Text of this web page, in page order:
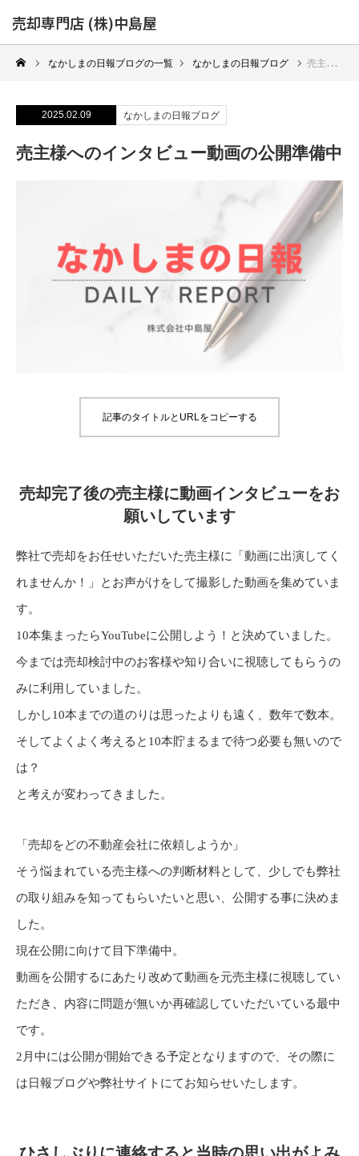
売却専門店 (株)中島屋
なかしまの日報ブログの一覧 なかしまの日報ブログ 売主様へのインタビュー動画の公開準備中
2025.02.09 なかしまの日報ブログ
売主様へのインタビュー動画の公開準備中
記事のタイトルとURLをコピーする
売却完了後の売主様に動画インタビューをお
願いしています
弊社で売却をお任せいただいた売主様に「動画に出演してく
れませんか！」とお声がけをして撮影した動画を集めていま
す。
10本集まったらYouTubeに公開しよう！と決めていました。
今までは売却検討中のお客様や知り合いに視聴してもらうの
みに利用していました。
しかし10本までの道のりは思ったよりも遠く、数年で数本。
そしてよくよく考えると10本貯まるまで待つ必要も無いので
は？
と考えが変わってきました。
「売却をどの不動産会社に依頼しようか」
そう悩まれている売主様への判断材料として、少しでも弊社
の取り組みを知ってもらいたいと思い、公開する事に決めま
した。
現在公開に向けて目下準備中。
動画を公開するにあたり改めて動画を元売主様に視聴してい
ただき、内容に問題が無いか再確認していただいている最中
です。
2月中には公開が開始できる予定となりますので、その際に
は日報ブログや弊社サイトにてお知らせいたします。